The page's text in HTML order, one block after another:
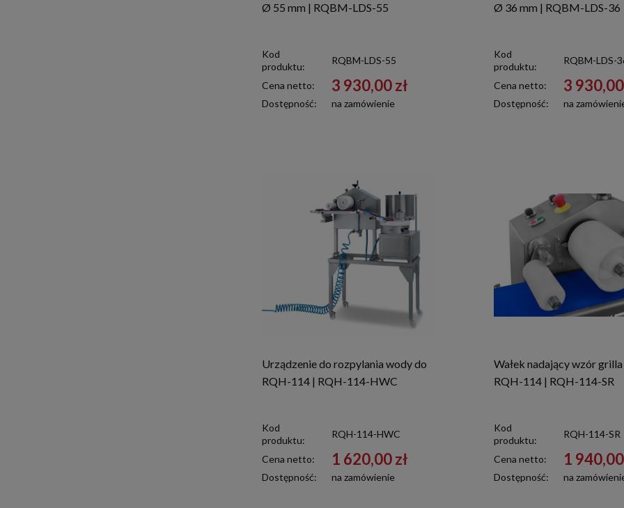
Ø 55 mm | RQBM-LDS-55
Kod
produktu:
RQBM-LDS-55
Cena netto: 3 930,00 zł
Dostępność: na zamówienie
Ø 36 mm | RQBM-LDS-36
Kod
produktu:
RQBM-LDS-
Cena netto: 3 930,00
Dostępność: na
Urządzenie do rozpylania wody do
RQH-114 | RQH-114-HWC
Kod
produktu:
RQH-114-HWC
Cena netto: 1 620,00 zł
Dostępność: na zamówienie
Wałek nadający wzór
RQH-114 | RQH-114-SR
Kod
produktu:
RQH-114-SR
Cena netto: 1 940,00
Dostępność: na